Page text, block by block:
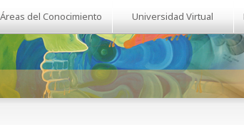
Áreas del Conocimiento Universidad Virtual